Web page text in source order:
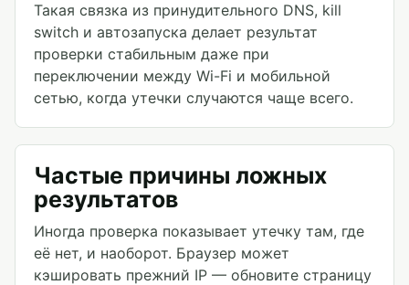
Такая связка из принудительного DNS, kill
switch и автозапуска делает результат
проверки стабильным даже при
переключении между Wi-Fi и мобильной
сетью, когда утечки случаются чаще всего.
Частые причины ложных
результатов
Иногда проверка показывает утечку там, где
её нет, и наоборот. Браузер может
кэшировать прежний IP — обновите страницу